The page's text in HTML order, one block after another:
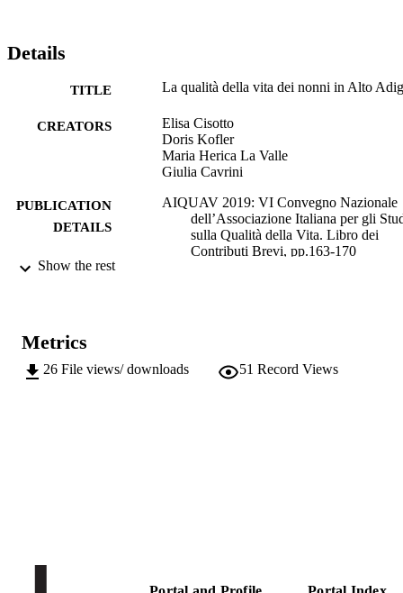
Details
TITLE La qualità della vita dei nonni in Alto
CREATORS
Elisa Cisotto
Doris Kofler
Maria Herica La Valle
Giulia Cavrini
PUBLICATION
DETAILS
AIQUAV 2019: VI Convegno Nazionale
dell’Associazione Italiana per gli
sulla Qualità della Vita. Libro dei
Contributi Brevi, pp.163-170
EISBN 978-88-94943-76-4
Show the rest
Metrics
26 File views/ downloads 51 Record Views